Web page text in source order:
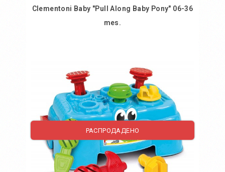
Clementoni Baby "Pull Along Baby Pony" 06-36
mes.
Додај во желби
Додај за споредба
РАСПРОДАДЕНО